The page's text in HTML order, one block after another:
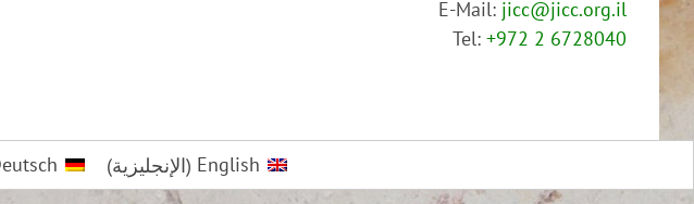
E-Mail: jicc@jicc.org.il
Tel: +972 2 6728040
English
(الإنجليزية)